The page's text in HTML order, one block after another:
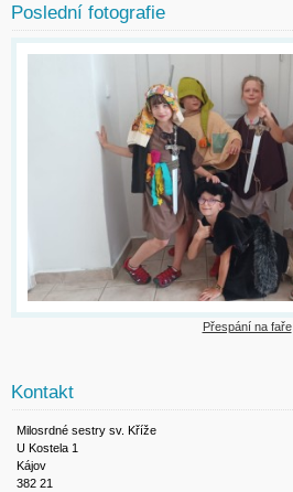
Poslední fotografie
Přespání na faře
Kontakt
Milosrdné sestry sv. Kříže
U Kostela 1
Kájov
382 21